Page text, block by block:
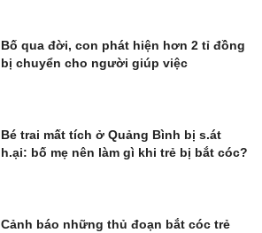
Bố qua đời, con phát hiện hơn 2 tỉ đồng
bị chuyển cho người giúp việc
Bé trai mất tích ở Quảng Bình bị s.át
h.ại: bố mẹ nên làm gì khi trẻ bị bắt cóc?
Cảnh báo những thủ đoạn bắt cóc trẻ